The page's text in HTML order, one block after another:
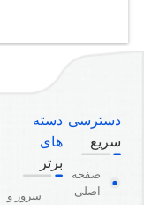
دسترسی
سریع
صفحه
اصلی
دسته
های
برتر
سرور و